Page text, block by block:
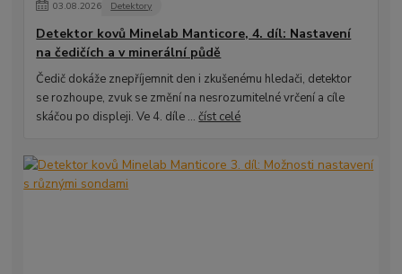
03.08.2026 Detektory
Detektor kovů Minelab Manticore, 4. díl: Nastavení
na čedičích a v minerální půdě
Čedič dokáže znepříjemnit den i zkušenému hledači, detektor
se rozhoupe, zvuk se změní na nesrozumitelné vrčení a cíle
skáčou po displeji. Ve 4. díle ...číst celé